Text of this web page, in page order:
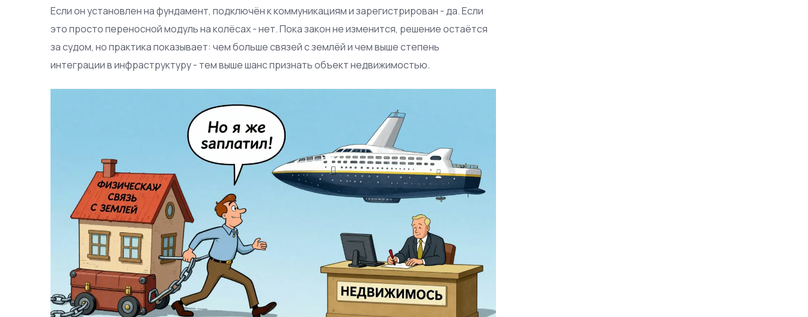
Если он установлен на фундамент, подключён к коммуникациям и зарегистрирован - да. Если
это просто переносной модуль на колёсах - нет. Пока закон не изменится, решение остаётся
за судом, но практика показывает: чем больше связей с землёй и чем выше степень
интеграции в инфраструктуру - тем выше шанс признать объект недвижимостью.